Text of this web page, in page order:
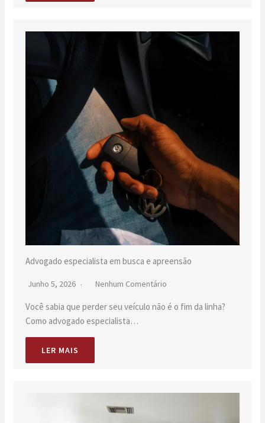
Advogado especialista em busca e apreensão
Junho 5, 2026 Nenhum Comentário
Você sabia que perder seu veículo não é o fim da linha?
Como advogado especialista…
LER MAIS